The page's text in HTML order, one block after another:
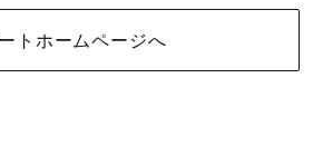
トホームページへ